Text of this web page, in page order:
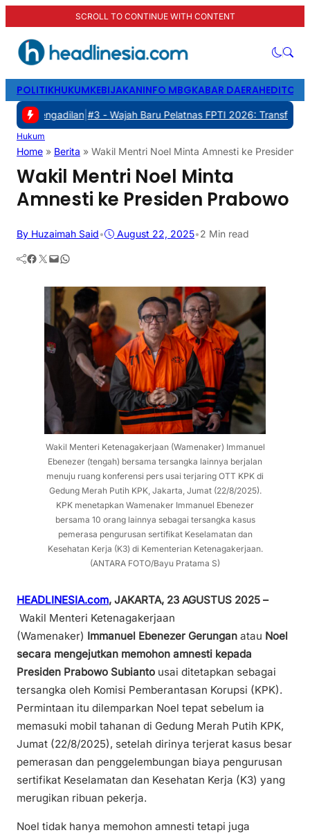
SCROLL TO CONTINUE WITH CONTENT
POLITIKHUKUMKEBIJAKANINFO MBGKABAR DAERAH
|#3 -Wajah Baru Pelatnas FPTI 2026: Transformasi
Hukum
Home » Berita » Wakil Mentri Noel Minta Amnesti ke Presiden
Wakil Mentri Noel Minta
Amnesti ke Presiden Prabowo
By Huzaimah Said• August 22, 2025•2 Min read
Facebook Twitter Mail WhatsApp
Wakil Menteri Ketenagakerjaan (Wamenaker) Immanuel
Ebenezer (tengah) bersama tersangka lainnya berjalan
menuju ruang konferensi pers usai terjaring OTT KPK di
Gedung Merah Putih KPK, Jakarta, Jumat (22/8/2025).
KPK menetapkan Wamenaker Immanuel Ebenezer
bersama 10 orang lainnya sebagai tersangka kasus
pemerasa pengurusan sertifikat Keselamatan dan
Kesehatan Kerja (K3) di Kementerian Ketenagakerjaan.
(ANTARA FOTO/Bayu Pratama S)
HEADLINESIA.com, JAKARTA, 23 AGUSTUS 2025 –
Wakil Menteri Ketenagakerjaan
(Wamenaker) Immanuel Ebenezer Gerungan atau Noel
secara mengejutkan memohon amnesti kepada
Presiden Prabowo Subianto usai ditetapkan sebagai
tersangka oleh Komisi Pemberantasan Korupsi (KPK).
Permintaan itu dilemparkan Noel tepat sebelum ia
memasuki mobil tahanan di Gedung Merah Putih KPK,
Jumat (22/8/2025), setelah dirinya terjerat kasus besar
pemerasan dan penggelembungan biaya pengurusan
sertifikat Keselamatan dan Kesehatan Kerja (K3) yang
merugikan ribuan pekerja.
Noel tidak hanya memohon amnesti tetapi juga